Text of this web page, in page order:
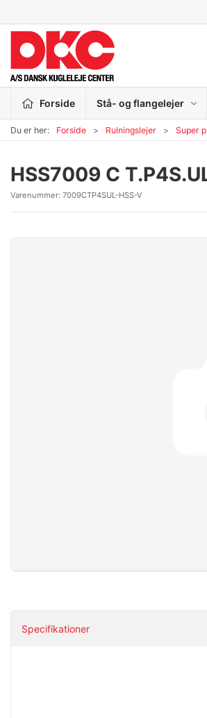
Forside Stå- og flangelejer
Du er her: Forside Rulningslejer Super
HSS7009 C
Varenummer: 7009CTP4SUL-HSS-V
Specifikationer